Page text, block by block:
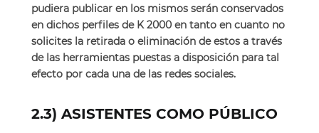
pudiera publicar en los mismos serán conservados
en dichos perfiles de K 2000 en tanto en cuanto no
solicites la retirada o eliminación de estos a través
de las herramientas puestas a disposición para tal
efecto por cada una de las redes sociales.
2.3) ASISTENTES COMO PÚBLICO